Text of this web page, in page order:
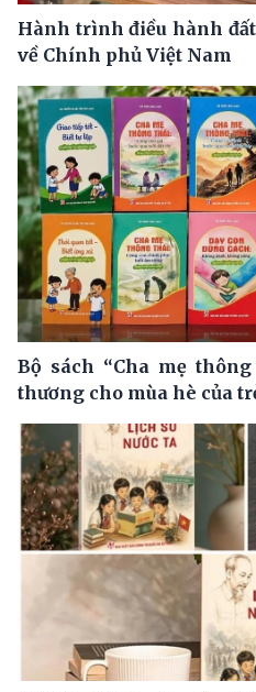
Hành trình điều hành
về Chính phủ Việt Nam
Bộ sách “Cha mẹ
thương cho mùa hè của